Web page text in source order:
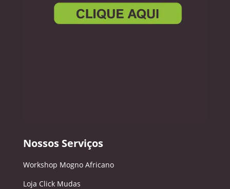
Nossos Serviços
Workshop Mogno Africano
Loja Click Mudas